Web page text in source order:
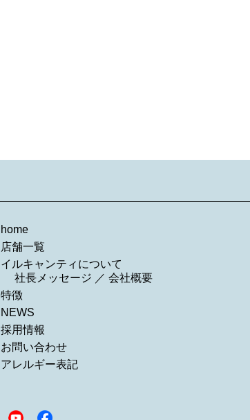
home
店舗一覧
イルキャンティについて
社長メッセージ ／ 会社概要
特徴
NEWS
採用情報
お問い合わせ
アレルギー表記